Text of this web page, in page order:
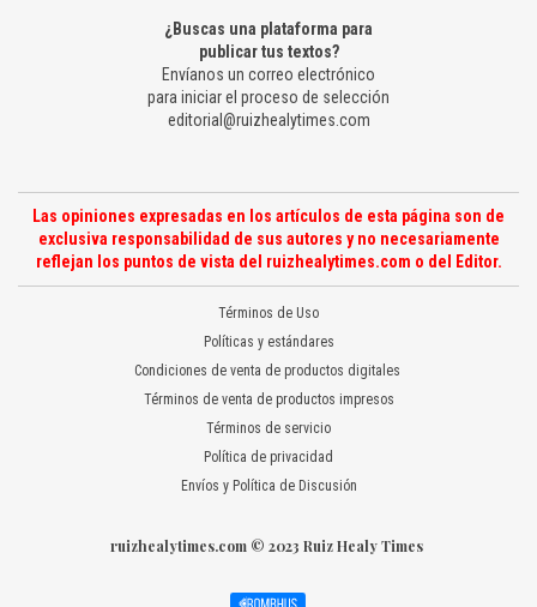
¿Buscas una plataforma para
publicar tus textos?
Envíanos un correo electrónico
para iniciar el proceso de selección
editorial@ruizhealytimes.com
Las opiniones expresadas en los artículos de esta página son de
exclusiva responsabilidad de sus autores y no necesariamente
reflejan los puntos de vista del ruizhealytimes.com o del Editor.
Términos de Uso
Políticas y estándares
Condiciones de venta de productos digitales
Términos de venta de productos impresos
Términos de servicio
Política de privacidad
Envíos y Política de Discusión
ruizhealytimes.com © 2023 Ruiz Healy Times